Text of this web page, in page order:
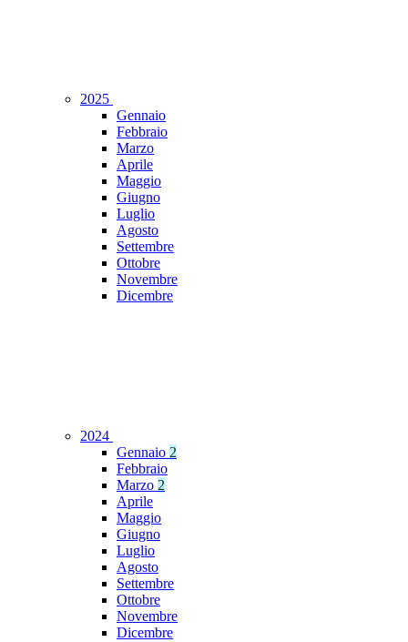
2025
Gennaio
Febbraio
Marzo
Aprile
Maggio
Giugno
Luglio
Agosto
Settembre
Ottobre
Novembre
Dicembre
2024
Gennaio 2
Febbraio
Marzo 2
Aprile
Maggio
Giugno
Luglio
Agosto
Settembre
Ottobre
Novembre
Dicembre